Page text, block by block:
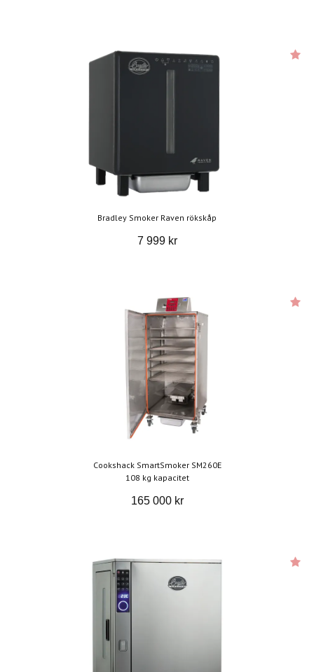
Bradley Smoker Raven rökskåp
7 999 kr
Cookshack SmartSmoker SM260E
108 kg kapacitet
165 000 kr